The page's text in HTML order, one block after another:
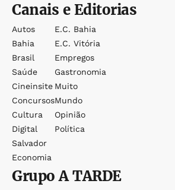
Canais e Editorias
Autos
Bahia
Brasil
Saúde
Cineinsite
Concursos
Cultura
Digital
Salvador
Economia
E.c. Bahia
E.c. Vitória
Empregos
Gastronomia
Muito
Mundo
Opinião
Política
GrupoA TARDE